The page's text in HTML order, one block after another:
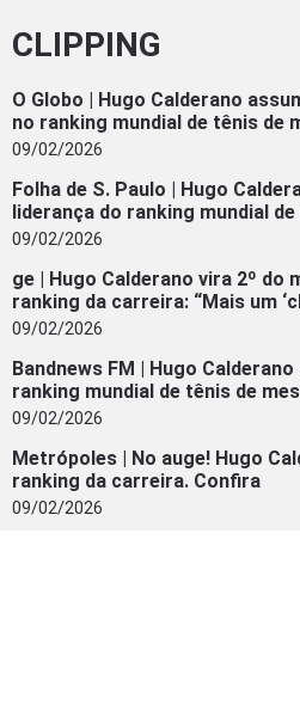
CLIPPING
O Globo | Hugo Calderano
no ranking mundial de tênis de
09/02/2026
Folha de S. Paulo | Hugo
liderança do ranking mundial
09/02/2026
ge | Hugo Calderano vira 2º do
ranking da carreira: “Mais um
09/02/2026
Bandnews FM | Hugo
ranking mundial de tênis de
09/02/2026
Metrópoles | No auge! Hugo
ranking da carreira. Confira
09/02/2026